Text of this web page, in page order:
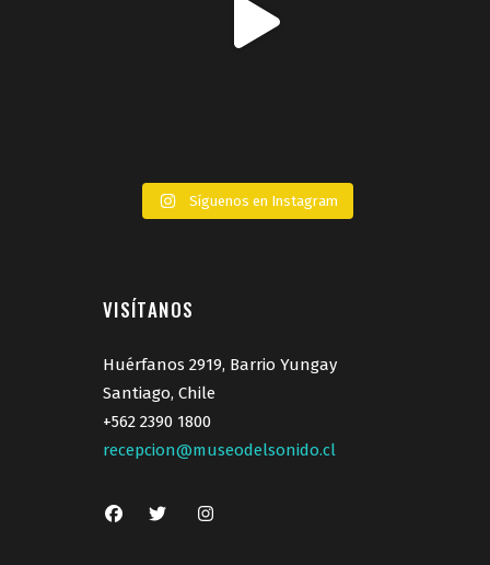
Síguenos en Instagram
VISÍTANOS
Huérfanos 2919, Barrio Yungay
Santiago, Chile
+562 2390 1800
recepcion@museodelsonido.cl